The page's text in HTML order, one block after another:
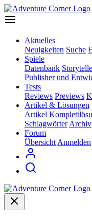
Aktuelles
Neuigkeiten Suche
Spiele
Datenbank
Publisher und
Tests
Reviews Previews
Artikel & Lösungen
Artikel
Schlagwörter Archiv
Forum
Übersicht Anmelden